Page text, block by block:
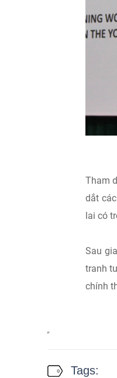
Tham
dắt
lai có
Sau
tranh
chính
Tags: